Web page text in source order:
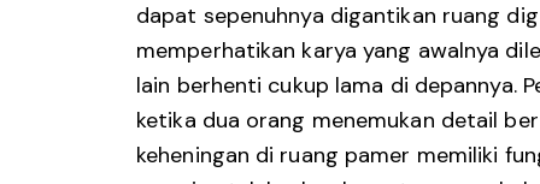
dapat sepenuhnya digantikan ruang
memperhatikan karya yang awalnya
lain berhenti cukup lama di depannya.
ketika dua orang menemukan detail
keheningan di ruang pamer memiliki